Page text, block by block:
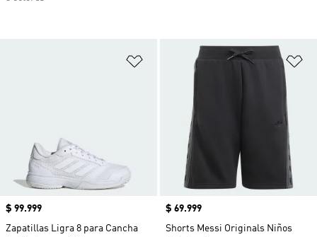
Añadir a la lista de deseos
Precio
$ 99.999
Zapatillas Ligra 8 para Cancha
Precio
$ 69.999
Shorts Messi Originals Niños